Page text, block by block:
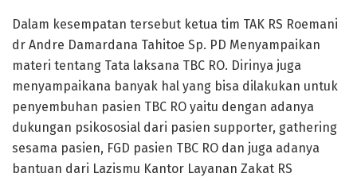
Dalam kesempatan tersebut ketua tim TAK RS Roemani
dr Andre Damardana Tahitoe Sp. PD Menyampaikan
materi tentang Tata laksana TBC RO. Dirinya juga
menyampaikana banyak hal yang bisa dilakukan untuk
penyembuhan pasien TBC RO yaitu dengan adanya
dukungan psikososial dari pasien supporter, gathering
sesama pasien, FGD pasien TBC RO dan juga adanya
bantuan dari Lazismu Kantor Layanan Zakat RS